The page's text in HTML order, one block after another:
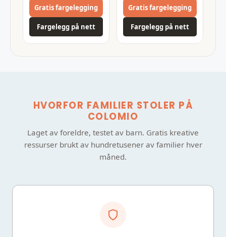
Gratis fargelegging
Fargelegg på nett
Gratis fargelegging
Fargelegg på nett
HVORFOR FAMILIER STOLER PÅ
COLOMIO
Laget av foreldre, testet av barn. Gratis kreative
ressurser brukt av hundretusener av familier hver
måned.